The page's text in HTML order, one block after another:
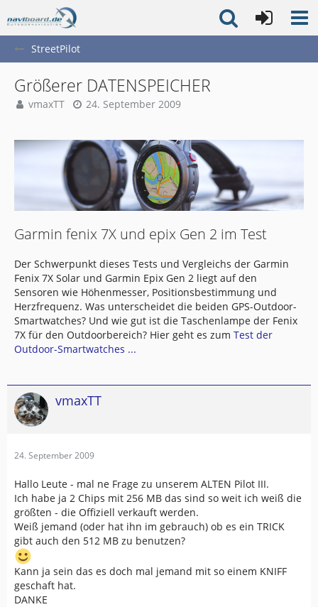
StreetPilot
Größerer DATENSPEICHER
vmaxTT 24. September 2009
Garmin fenix 7X und epix Gen 2 im Test
Der Schwerpunkt dieses Tests und Vergleichs der Garmin
Fenix 7X Solar und Garmin Epix Gen 2 liegt auf den
Sensoren wie Höhenmesser, Positionsbestimmung und
Herzfrequenz. Was unterscheidet die beiden GPS-Outdoor-
Smartwatches? Und wie gut ist die Taschenlampe der Fenix
7X für den Outdoorbereich? Hier geht es zum Test der
Outdoor-Smartwatches ...
vmaxTT
24. September 2009
Hallo Leute - mal ne Frage zu unserem ALTEN Pilot III.
Ich habe ja 2 Chips mit 256 MB das sind so weit ich weiß die
größten - die Offiziell verkauft werden.
Weiß jemand (oder hat ihn im gebrauch) ob es ein TRICK
gibt auch den 512 MB zu benutzen?
Kann ja sein das es doch mal jemand mit so einem KNIFF
geschaft hat.
DANKE